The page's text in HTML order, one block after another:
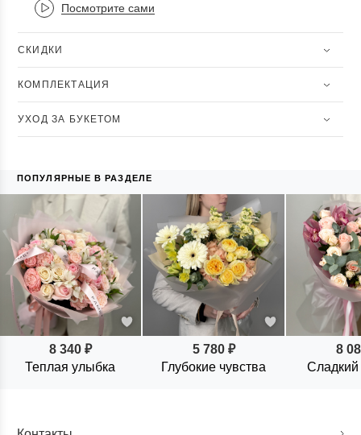
Посмотрите сами
СКИДКИ
КОМПЛЕКТАЦИЯ
УХОД ЗА БУКЕТОМ
ПОПУЛЯРНЫЕ В РАЗДЕЛЕ
8 340 ₽
Теплая улыбка
5 780 ₽
Глубокие чувства
8